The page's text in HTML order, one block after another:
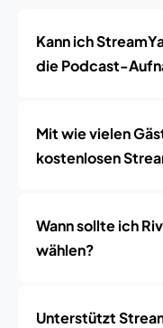
Kann ich
die Podcast-
Mit wie vielen
kostenlosen
Wann sollte ich
wählen?
Unterstützt